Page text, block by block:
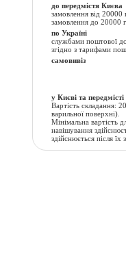
до передмістя Києва
замовлення від 20000
замовлення до 20000
по Україні
службами поштової
згідно з тарифами
самовивіз
у Києві та передмісті
Вартість складання:
варильної поверхні).
Мінімальна вартість
навішування
здійснюється після їх